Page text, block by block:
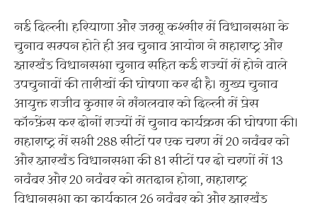
नई दिल्ली। हरियाणा और जम्मू कश्मीर में विधानसभा के
चुनाव सम्पन होते ही अब चुनाव आयोग ने महाराष्ट्र और
झारखंड विधानसभा चुनाव सहित कई राज्यों में होने वाले
उपचुनावों की तारीखों की घोषणा कर दी है। मुख्य चुनाव
आयुक्त राजीव कुमार ने मंगलवार को दिल्ली में प्रेस
कॉन्फ्रेंस कर दोनों राज्यों में चुनाव कार्यक्रम की घोषणा की।
महाराष्ट्र में सभी 288 सीटों पर एक चरण में 20 नवंबर को
और झारखंड विधानसभा की 81 सीटों पर दो चरणों में 13
नवंबर और 20 नवंबर को मतदान होगा, महाराष्ट्र
विधानसभा का कार्यकाल 26 नवंबर को और झारखंड